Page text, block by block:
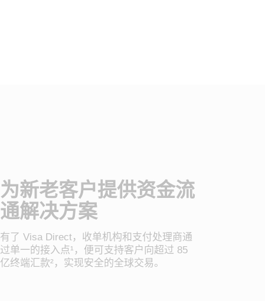
为新老客户提供资金流
通解决方案
有了 Visa Direct，收单机构和支付处理商通
过单一的接入点¹，便可支持客户向超过 85
亿终端汇款²，实现安全的全球交易。